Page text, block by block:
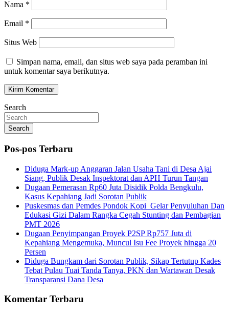
Nama *
Email *
Situs Web
Simpan nama, email, dan situs web saya pada peramban ini
untuk komentar saya berikutnya.
Search
Search
Pos-pos Terbaru
Diduga Mark-up Anggaran Jalan Usaha Tani di Desa Ajai
Siang, Publik Desak Inspektorat dan APH Turun Tangan
Dugaan Pemerasan Rp60 Juta Disidik Polda Bengkulu,
Kasus Kepahiang Jadi Sorotan Publik
Puskesmas dan Pemdes Pondok Kopi Gelar Penyuluhan Dan
Edukasi Gizi Dalam Rangka Cegah Stunting dan Pembagian
PMT 2026
Dugaan Penyimpangan Proyek P2SP Rp757 Juta di
Kepahiang Mengemuka, Muncul Isu Fee Proyek hingga 20
Persen
Diduga Bungkam dari Sorotan Publik, Sikap Tertutup Kades
Tebat Pulau Tuai Tanda Tanya, PKN dan Wartawan Desak
Transparansi Dana Desa
Komentar Terbaru